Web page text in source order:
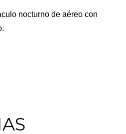
nocturno de aéreo con